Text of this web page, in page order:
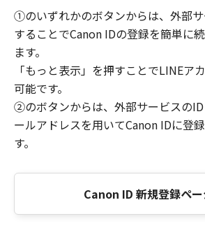
①のいずれかのボタンからは、外部
することでCanon IDの登録を簡単に
ます。
「もっと表示」を押すことでLINEア
可能です。
②のボタンからは、外部サービスの
ールアドレスを用いてCanon IDに登
す。
Canon ID 新規登録ペ